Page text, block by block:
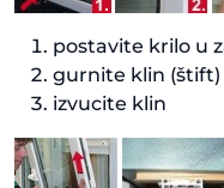
postavite krilo u
gurnite klin
izvucite klin